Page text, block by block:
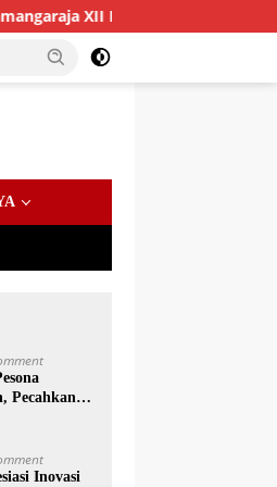
Sinergitas Jaga Kamtibmas
Pecahkan
Inovasi